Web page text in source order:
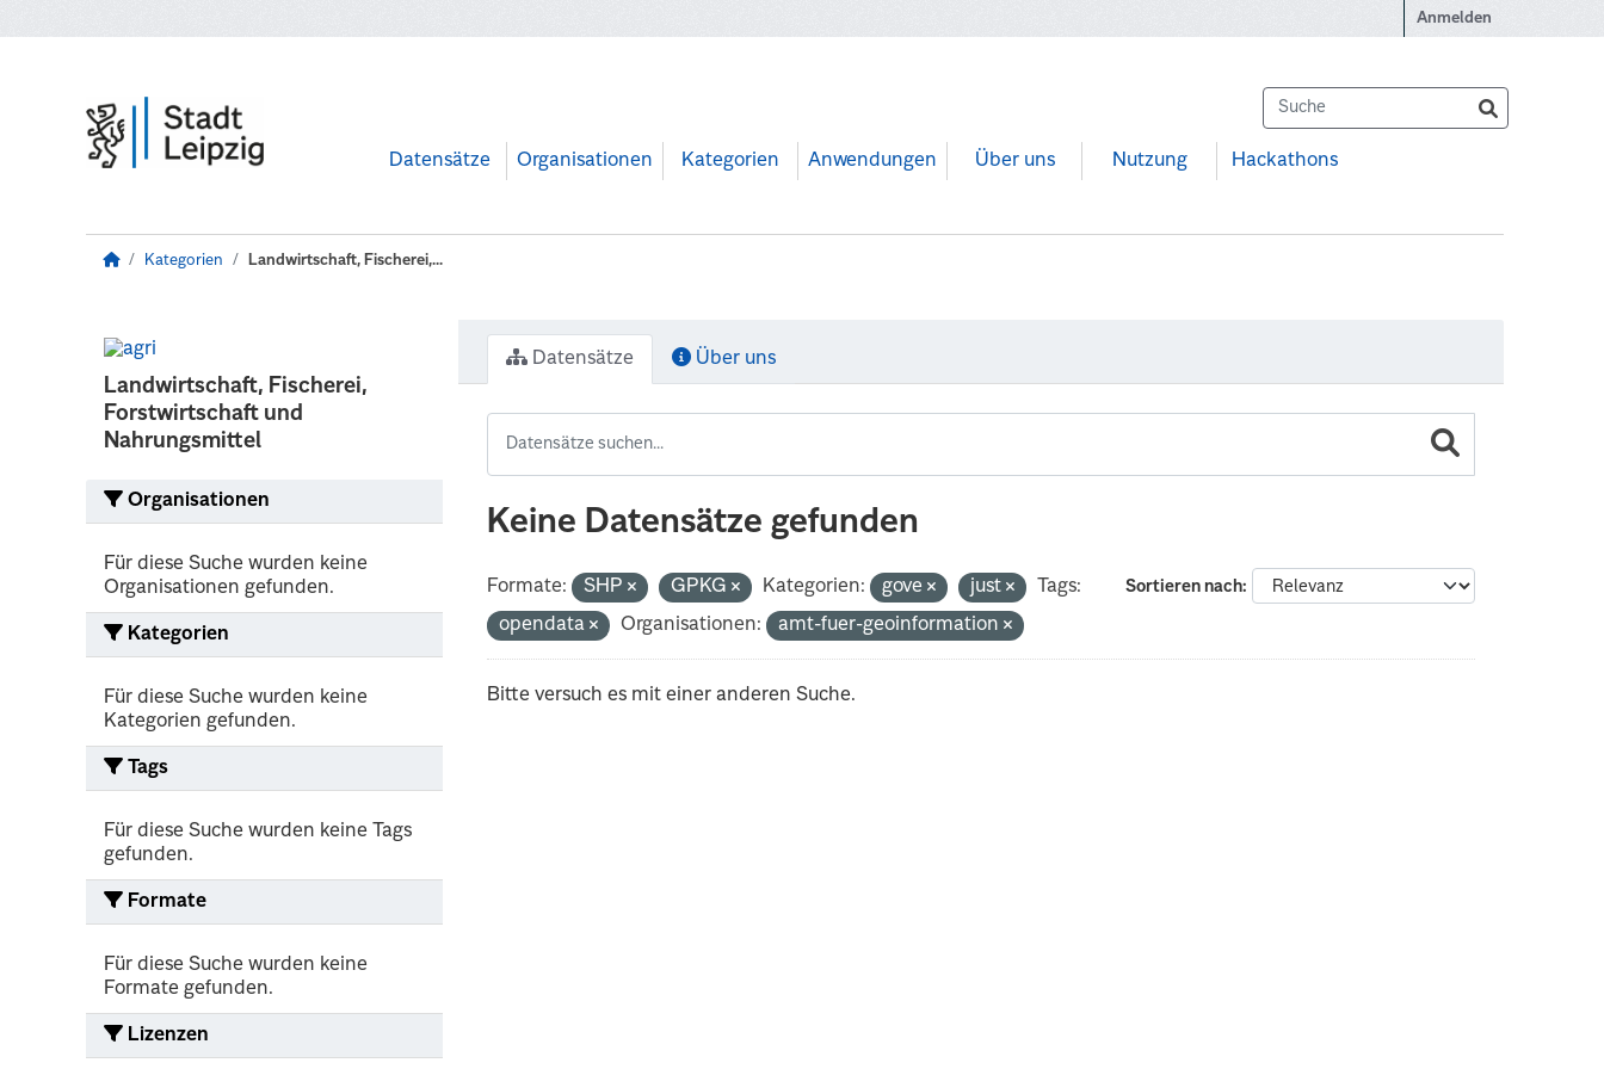
Anmelden
Datensätze Organisationen Kategorien Anwendungen Über uns Nutzung Hackathons
Kategorien Landwirtschaft, Fischerei,...
Landwirtschaft, Fischerei,
Forstwirtschaft und
Nahrungsmittel
Organisationen
Für diese Suche wurden keine
Organisationen gefunden.
Kategorien
Für diese Suche wurden keine
Kategorien gefunden.
Tags
Für diese Suche wurden keine Tags
gefunden.
Formate
Für diese Suche wurden keine
Formate gefunden.
Lizenzen
Datensätze Über uns
Keine Datensätze gefunden
Sortieren nach
Formate: SHP GPKG Kategorien: gove just
Tags:
opendata
Organisationen: amt-fuer-geoinformation
Bitte versuch es mit einer anderen Suche.